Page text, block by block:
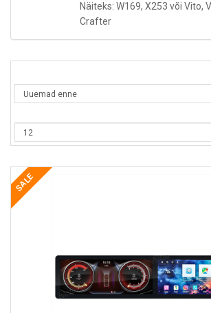
Näiteks: W169, X253 või Vito,
Crafter
SALE